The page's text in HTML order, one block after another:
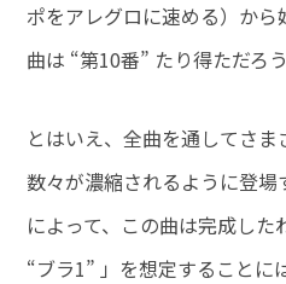
ポをアレグロに速める）か
曲は “第10番” たり得ただろ
とはいえ、全曲を通してさ
数々が濃縮されるように登
によって、この曲は完成し
“ブラ1” 」を想定すること